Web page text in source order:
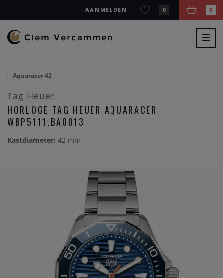
AANMELDEN 0 0
Aquaracer 42
Tag Heuer
HORLOGE TAG HEUER AQUARACER
WBP5111.BA0013
Kastdiameter: 42 mm